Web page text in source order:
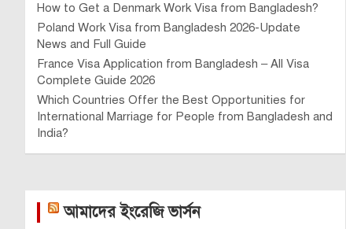
How to Get a Denmark Work Visa from Bangladesh?
Poland Work Visa from Bangladesh 2026-Update
News and Full Guide
France Visa Application from Bangladesh – All Visa
Complete Guide 2026
Which Countries Offer the Best Opportunities for
International Marriage for People from Bangladesh and
India?
আমাদের ইংরেজি ভার্সন